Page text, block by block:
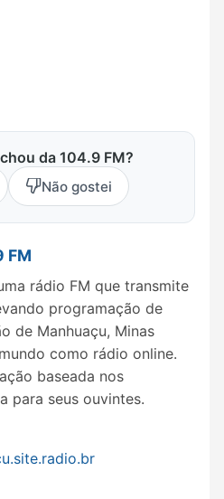
da 104.9 FM?
Não gostei
FM
rádio FM que transmite
programação de
de Manhuaçu, Minas
como rádio online.
baseada nos
para seus ouvintes.